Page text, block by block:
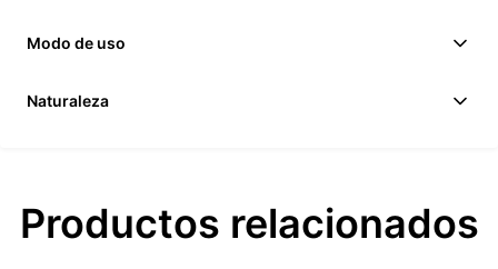
Modo de uso
Naturaleza
Productos relacionados